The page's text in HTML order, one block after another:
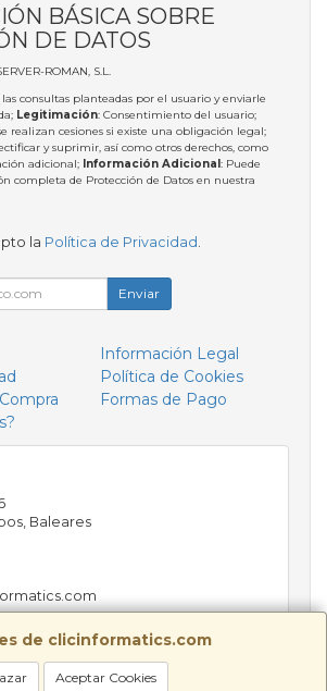
de clicinformatics.com
Aceptar Cookies
BÁSICA SOBRE
DE DATOS
ROMAN, S.L.
las consultas planteadas por el usuario y enviarle
Legitimación: Consentimiento del usuario;
realizan cesiones si existe una obligación legal;
y suprimir, así como otros derechos, como
adicional; Información Adicional: Puede
completa de Protección de Datos en nuestra
la Política de Privacidad
Enviar
Información Legal
Política de Cookies
Formas de Pago
Baleares